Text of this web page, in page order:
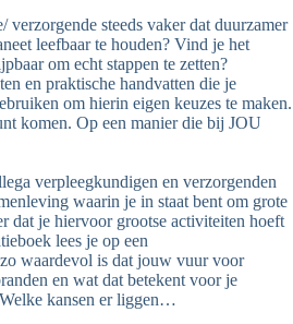
verzorgende steeds vaker dat duurzamer
leefbaar te houden? Vind je het
om echt stappen te zetten?
en praktische handvatten die je
om hierin eigen keuzes te maken.
komen. Op een manier die bij JOU
verpleegkundigen en verzorgenden
waarin je in staat bent om grote
dat je hiervoor grootse activiteiten hoeft
lees je op een
waardevol is dat jouw vuur voor
en wat dat betekent voor je
kansen er liggen…